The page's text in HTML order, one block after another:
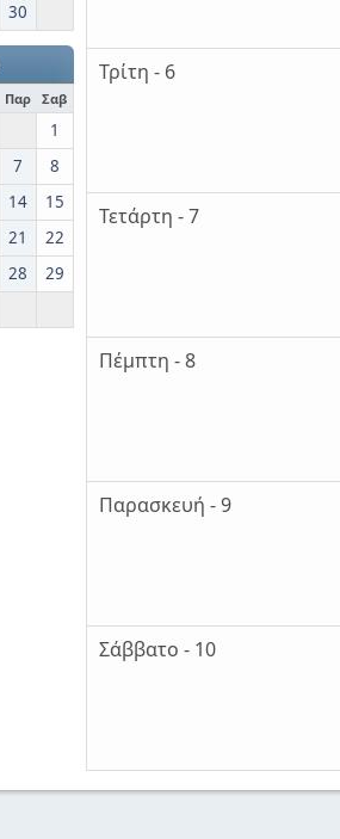
30
Παρ Σαβ
1
7
8
14
15
21
22
28
29
Τρίτη - 6
Τετάρτη - 7
Πέμπτη - 8
Παρασκευή - 9
Σάββατο - 10